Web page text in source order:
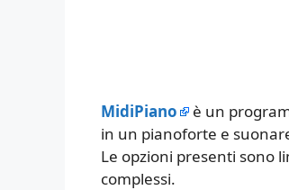
MidiPiano
è un
in un pianoforte e
Le opzioni presenti sono
complessi.